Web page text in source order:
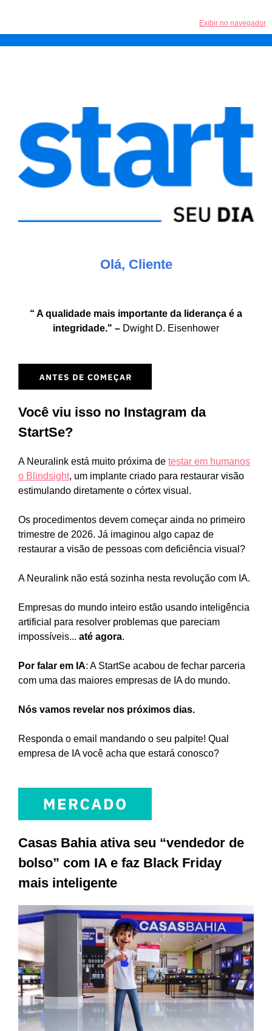
Exibir no navegador
Olá, Cliente
“ A qualidade mais importante da liderança é a
integridade." – Dwight D. Eisenhower
Você viu isso no Instagram da
StartSe?
A Neuralink está muito próxima de testar em humanos
o Blindsight, um implante criado para restaurar visão
estimulando diretamente o córtex visual.
Os procedimentos devem começar ainda no primeiro
trimestre de 2026. Já imaginou algo capaz de
restaurar a visão de pessoas com deficiência visual?
A Neuralink não está sozinha nesta revolução com IA.
Empresas do mundo inteiro estão usando inteligência
artificial para resolver problemas que pareciam
impossíveis... até agora.
Por falar em IA: A StartSe acabou de fechar parceria
com uma das maiores empresas de IA do mundo.
Nós vamos revelar nos próximos dias.
Responda o email mandando o seu palpite! Qual
empresa de IA você acha que estará conosco?
Casas Bahia ativa seu “vendedor de
bolso” com IA e faz Black Friday
mais inteligente